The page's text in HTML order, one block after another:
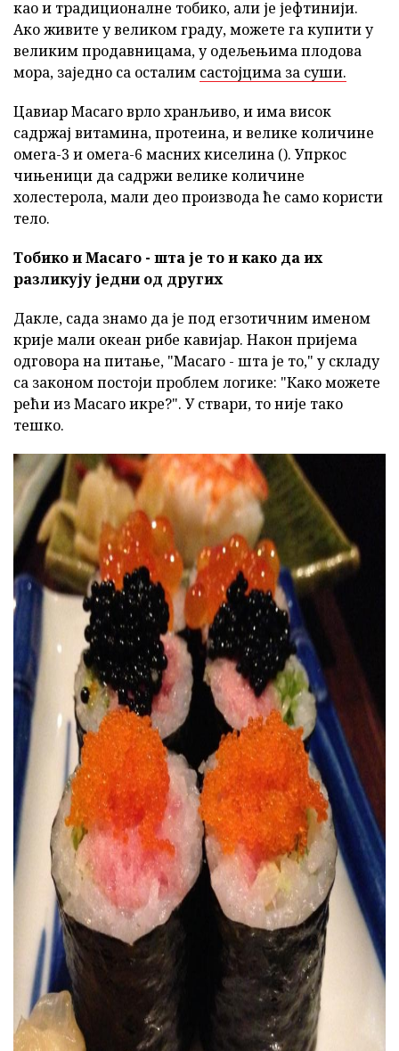
као и традиционалне тобико, али је јефтинији.
Ако живите у великом граду, можете га купити у
великим продавницама, у одељењима плодова
мора, заједно са осталим састојцима за суши.
Цавиар Масаго врло хранљиво, и има висок
садржај витамина, протеина, и велике количине
омега-3 и омега-6 масних киселина (). Упркос
чињеници да садржи велике количине
холестерола, мали део производа ће само користи
тело.
Тобико и Масаго - шта је то и како да их
разликују једни од других
Дакле, сада знамо да је под егзотичним именом
крије мали океан рибе кавијар. Након пријема
одговора на питање, "Масаго - шта је то," у складу
са законом постоји проблем логике: "Како можете
рећи из Масаго икре?". У ствари, то није тако
тешко.